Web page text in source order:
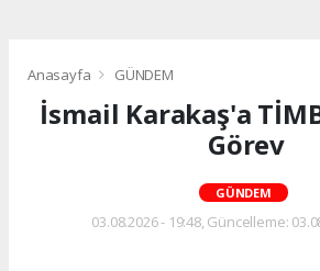
Anasayfa GÜNDEM
İsmail Karakaş'a
Görev
GÜNDEM
03.08.2026 - 19:48, Güncelleme: